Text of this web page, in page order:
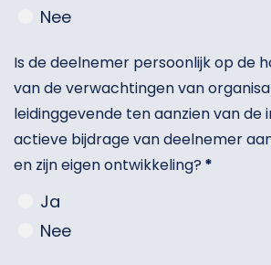
Nee
Is de deelnemer persoonlijk op de
van de verwachtingen van
leidinggevende ten aanzien van de
actieve bijdrage van deelnemer
en zijn eigen ontwikkeling? *
Ja
Nee